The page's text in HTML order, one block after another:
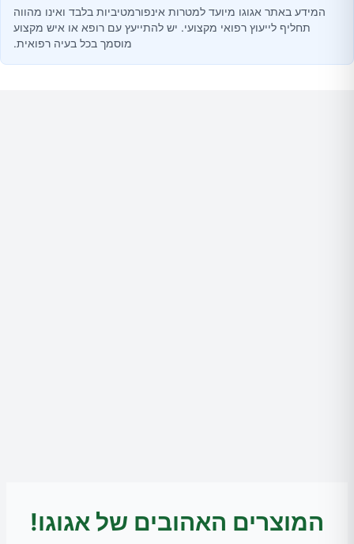
המידע באתר אגוגו מיועד למטרות אינפורמטיביות בלבד ואינו מהווה
תחליף לייעוץ רפואי מקצועי. יש להתייעץ עם רופא או איש מקצוע
מוסמך בכל בעיה רפואית.
המוצרים האהובים של אגוגו!